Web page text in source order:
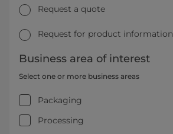
Request a quote
Request for product information
Business area of interest
Select one or more business areas
Packaging
Processing